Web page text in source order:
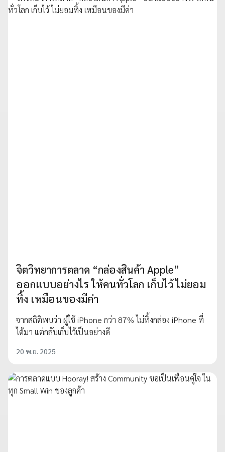
จิตวิทยาการตลาด “กล่องสินค้า Apple”
ออกแบบอย่างไร ให้คนทั่วโลก เก็บไว้ ไม่ยอม
ทิ้ง เหมือนของมีค่า
จากสถิติพบว่า ผู้ใช้ iPhone กว่า 87% ไม่ทิ้งกล่อง iPhone ที่
ได้มา แต่กลับเก็บไว้เป็นอย่างดี
20 พ.ย. 2025